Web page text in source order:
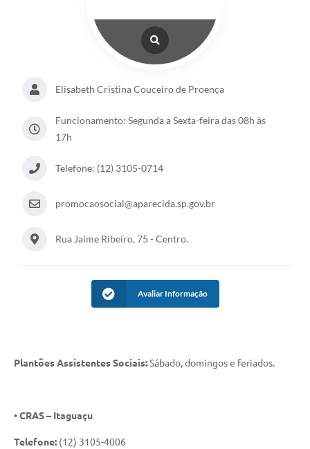
Secretaria de Saúde (Relações ESF)
Galeria de Fotos
Audiências Públicas
Arquivos para Download
Elisabeth Cristina Couceiro de Proença
Funcionamento: Segunda a Sexta-feira das 08h às
17h
Telefone: (12) 3105-0714
promocaosocial@aparecida.sp.gov.br
Rua Jaime Ribeiro, 75 - Centro.
Avaliar Informação
Plantões Assistentes Sociais:Sábado, domingos e feriados.
• CRAS – Itaguaçu
Telefone: (12) 3105-4006